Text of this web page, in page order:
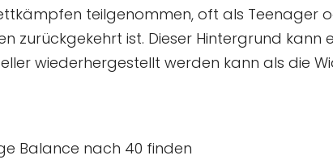
teilgenommen, oft als Teenager
zurückgekehrt ist. Dieser Hintergrund kann
wiederhergestellt werden kann als die
Balance nach 40 finden